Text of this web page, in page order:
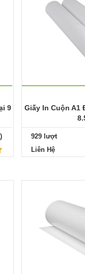
9
Giấy In Cuộn A1
929 lượt
Liên Hệ